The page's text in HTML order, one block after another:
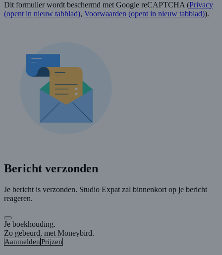
Dit formulier wordt beschermd met Google reCAPTCHA (Privacy
(opent in nieuw tabblad), Voorwaarden (opent in nieuw tabblad)).
Bericht verzonden
Je bericht is verzonden. Studio Expat zal binnenkort op je bericht
reageren.